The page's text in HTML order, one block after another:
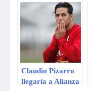
ciega a china
Claudio Pizarro
llegaría a Alianza